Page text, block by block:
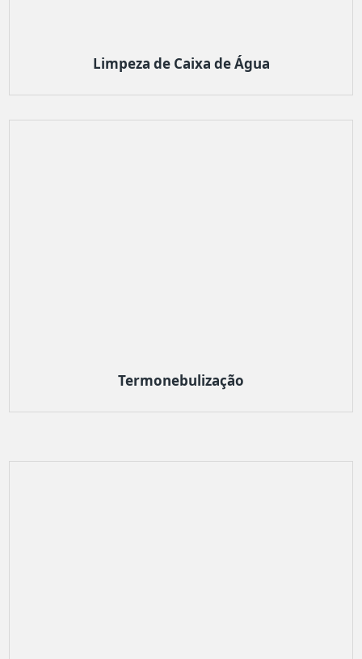
Limpeza de Caixa de Água
Termonebulização